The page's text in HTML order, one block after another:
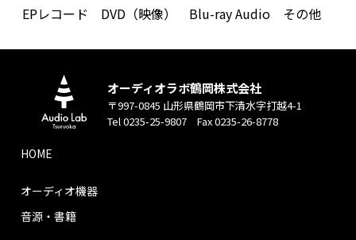
EPレコード
DVD（映像） Blu-ray Audio その他
オーディオラボ鶴岡株式会社
〒997-0845 山形県鶴岡市下清水字打越4-1
Tel 0235-25-9807 Fax 0235-26-8778
HOME
オーディオ機器
音源・書籍